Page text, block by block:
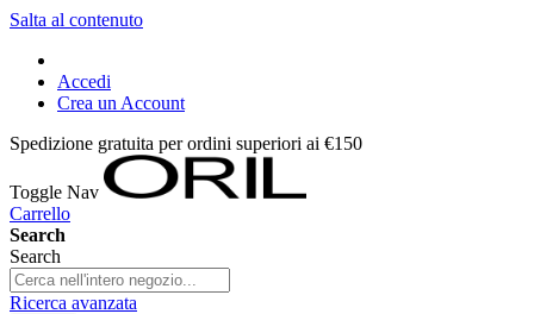
Salta al contenuto
Accedi
Crea un Account
Spedizione gratuita per ordini superiori ai €150
Toggle Nav
Carrello
Search
Search
Ricerca avanzata